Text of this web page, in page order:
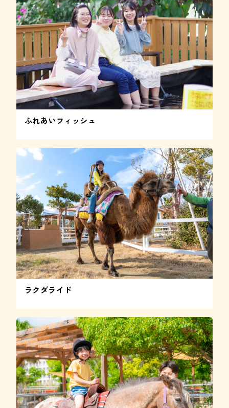
ふれあいフィッシュ
ラクダライド